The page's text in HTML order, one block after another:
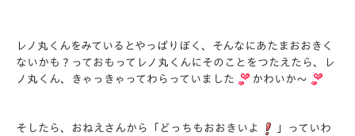
レノ丸くんをみているとやっぱりぼく、そんなにあたまおおきく
ないかも？っておもってレノ丸くんにそのことをつたえたら、レ
ノ丸くん、きゃっきゃってわらっていました
かわいか～
そしたら、おねえさんから「どっちもおおきいよ
」っていわ